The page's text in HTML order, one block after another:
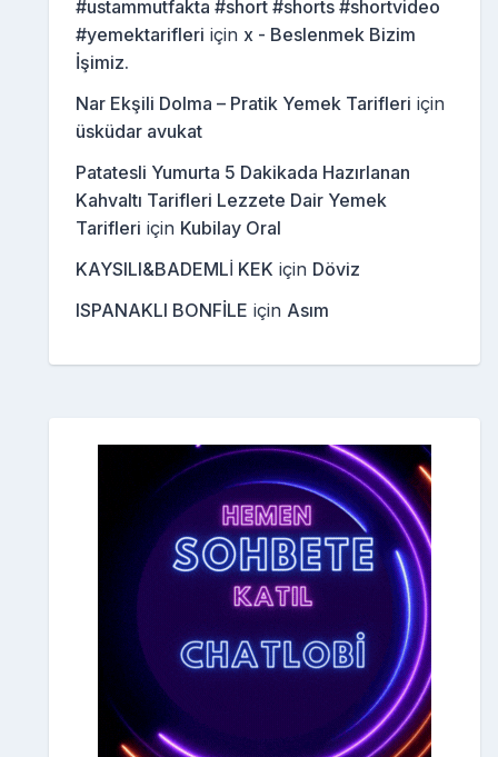
#ustammutfakta #short #shorts #shortvideo
#yemektarifleri için x - Beslenmek Bizim
İşimiz.
Nar Ekşili Dolma – Pratik Yemek Tarifleri için
üsküdar avukat
Patatesli Yumurta 5 Dakikada Hazırlanan
Kahvaltı Tarifleri Lezzete Dair Yemek
Tarifleri için Kubilay Oral
KAYSILI&BADEMLİ KEK için Döviz
ISPANAKLI BONFİLE için Asım